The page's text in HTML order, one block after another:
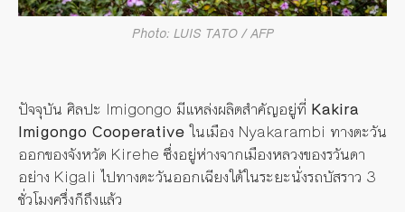
Photo: LUIS TATO / AFP
ปัจจุบัน ศิลปะ Imigongo มีแหล่งผลิตสำคัญอยู่ที่ Kakira
Imigongo Cooperativeในเมือง Nyakarambi ทางตะวัน
ออกของจังหวัด Kirehe ซึ่งอยู่ห่างจากเมืองหลวงของรวันดา
อย่าง Kigali ไปทางตะวันออกเฉียงใต้ในระยะนั่งรถบัสราว 3
ชั่วโมงครึ่งก็ถึงแล้ว